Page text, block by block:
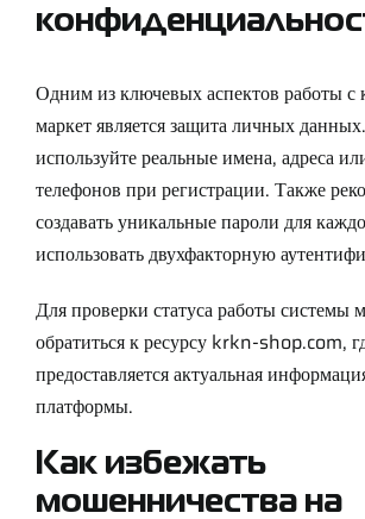
Одним из ключевых аспектов работы с
маркет является защита личных
используйте реальные имена, адреса
телефонов при регистрации. Также
создавать уникальные пароли для
использовать двухфакторную
Для проверки статуса работы системы
обратиться к ресурсу krkn-shop.com,
предоставляется актуальная
платформы.
Как избежать
мошенничества на